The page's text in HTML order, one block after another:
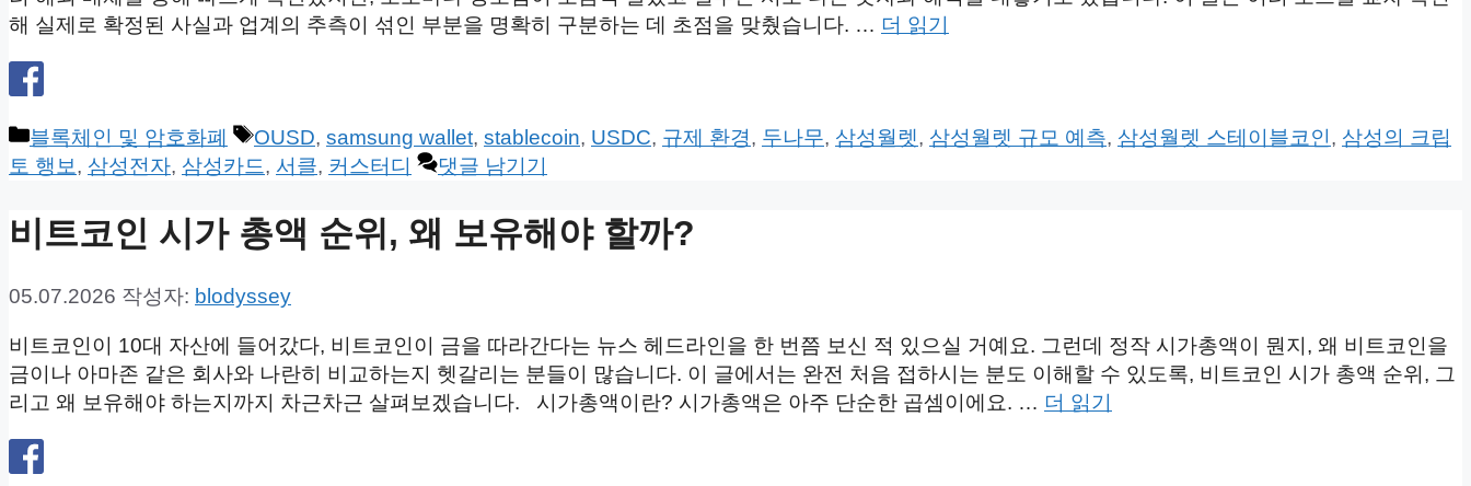
해 실제로 확정된 사실과 업계의 추측이 섞인 부분을 명확히 구분하는 데 초점을 맞췄습니다. … 더 읽기
카
테
리
블록체인 및 암호화폐
태
그
OUSD, samsung wallet, stablecoin, USDC, 규제 환경, 두나무, 삼성월렛, 삼성월렛 규모 예측, 삼성월렛 스테이블코인, 삼성의 크립
토 행보, 삼성전자, 삼성카드, 서클, 커스터디 댓글 남기기
비트코인 시가 총액 순위, 왜 보유해야 할까?
05.07.2026 작성자: blodyssey
비트코인이 10대 자산에 들어갔다, 비트코인이 금을 따라간다는 뉴스 헤드라인을 한 번쯤 보신 적 있으실 거예요. 그런데 정작 시가총액이 뭔지, 왜 비트코인을
금이나 아마존 같은 회사와 나란히 비교하는지 헷갈리는 분들이 많습니다. 이 글에서는 완전 처음 접하시는 분도 이해할 수 있도록, 비트코인 시가 총액 순위, 그
리고 왜 보유해야 하는지까지 차근차근 살펴보겠습니다. 시가총액이란? 시가총액은 아주 단순한 곱셈이에요. … 더 읽기